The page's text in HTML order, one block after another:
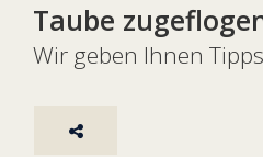
Taube
Wir geben Ihnen